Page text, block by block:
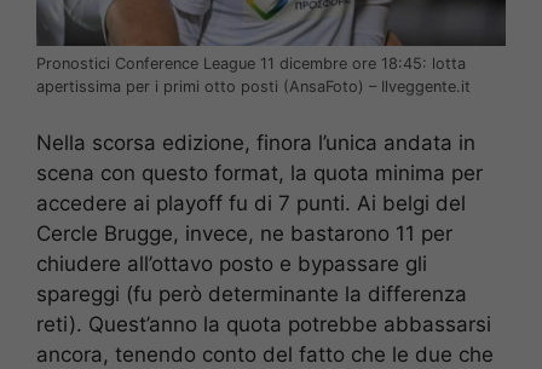
Pronostici Conference League 11 dicembre ore 18:45: lotta
apertissima per i primi otto posti (AnsaFoto) – Ilveggente.it
Nella scorsa edizione, finora l’unica andata in
scena con questo format, la quota minima per
accedere ai playoff fu di 7 punti. Ai belgi del
Cercle Brugge, invece, ne bastarono 11 per
chiudere all’ottavo posto e bypassare gli
spareggi (fu però determinante la differenza
reti). Quest’anno la quota potrebbe abbassarsi
ancora, tenendo conto del fatto che le due che